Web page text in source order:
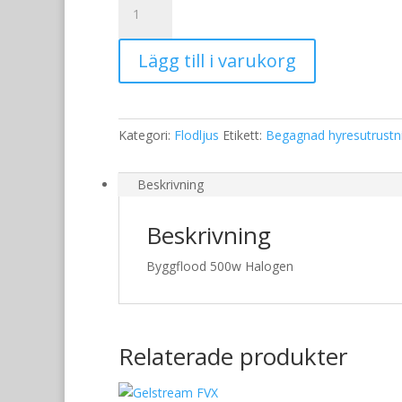
500w
Halogen
mängdLägg till i varukorg
Kategori: Flodljus Etikett: Begagnad
Beskrivning
Beskrivning
Byggflood 500w Halogen
Relaterade produkter